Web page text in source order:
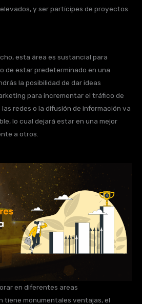
y ser partícipes de proyectos
esta área es sustancial para
de estar predeterminado en una
la posibilidad de dar ideas
para incrementar el tráfico de
redes o la difusión de información va
lo cual dejará estar en una mejor
a otros.
en diferentes areas
tiene monumentales ventajas, el